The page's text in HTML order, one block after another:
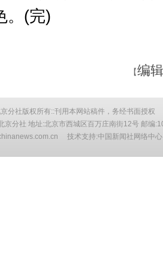
。(完)
【编
分社版权所有::刊用本网站稿件，务经书面授权
京分社 地址:北京市西城区百万庄南街12号 邮编
技术支持:中国新闻社网络中心